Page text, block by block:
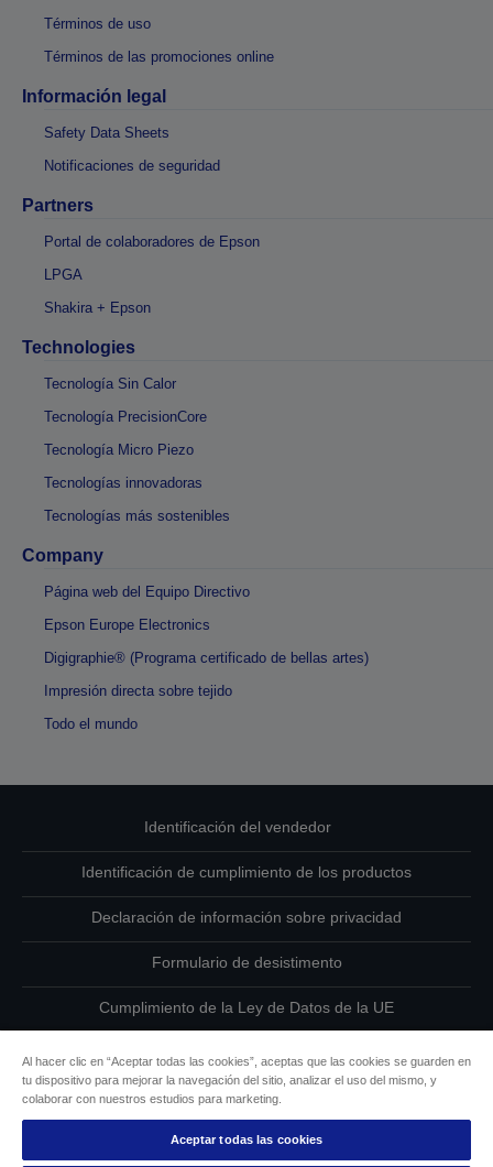
Términos de uso
Términos de las promociones online
Información legal
Safety Data Sheets
Notificaciones de seguridad
Partners
Portal de colaboradores de Epson
LPGA
Shakira + Epson
Technologies
Tecnología Sin Calor
Tecnología PrecisionCore
Tecnología Micro Piezo
Tecnologías innovadoras
Tecnologías más sostenibles
Company
Página web del Equipo Directivo
Epson Europe Electronics
Digigraphie® (Programa certificado de bellas artes)
Impresión directa sobre tejido
Todo el mundo
Identificación del vendedor
Identificación de cumplimiento de los productos
Declaración de información sobre privacidad
Formulario de desistimento
Cumplimiento de la Ley de Datos de la UE
Información sobre cookies
Compromiso de accesibilidad de Epson
Al hacer clic en “Aceptar todas las cookies”, aceptas que las cookies se guarden en
tu dispositivo para mejorar la navegación del sitio, analizar el uso del mismo, y
colaborar con nuestros estudios para marketing.
Aceptar todas las cookies